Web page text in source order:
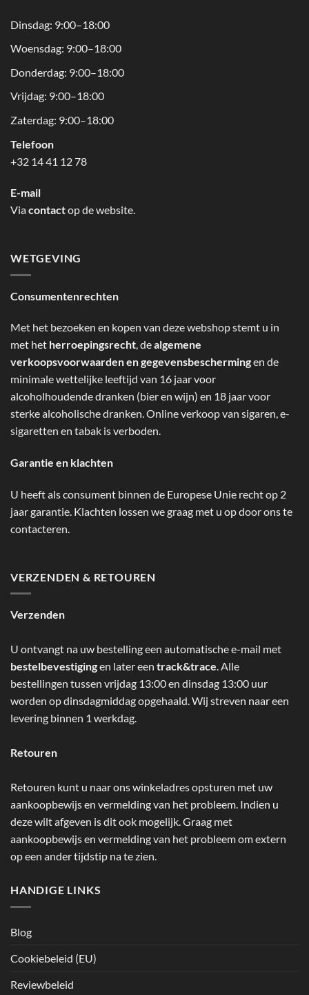
Dinsdag: 9:00–18:00
Woensdag: 9:00–18:00
Donderdag: 9:00–18:00
Vrijdag: 9:00–18:00
Zaterdag: 9:00–18:00
Telefoon
+32 14 41 12 78
E-mail
Viacontactop de website.
WETGEVING
Consumentenrechten
Met het bezoeken en kopen van deze webshop stemt u in
met het herroepingsrecht, dealgemene
verkoopsvoorwaarden en gegevensbeschermingen de
minimale wettelijke leeftijd van 16 jaar voor
alcoholhoudende dranken (bier en wijn) en 18 jaar voor
sterke alcoholische dranken. Online verkoop van sigaren, e-
sigaretten en tabak is verboden.
Garantie en klachten
U heeft als consument binnen de Europese Unie recht op 2
jaar garantie. Klachten lossen we graag met u op door ons te
contacteren.
VERZENDEN & RETOUREN
Verzenden
U ontvangt na uw bestelling een automatische e-mail met
bestelbevestigingen later een track&trace. Alle
bestellingen tussen vrijdag 13:00 en dinsdag 13:00 uur
worden op dinsdagmiddag opgehaald. Wij streven naar een
levering binnen 1 werkdag.
Retouren
Retouren kunt u naar ons winkeladres opsturen met uw
aankoopbewijs en vermelding van het probleem. Indien u
deze wilt afgeven is dit ook mogelijk. Graag met
aankoopbewijs en vermelding van het probleem om extern
op een ander tijdstip na te zien.
HANDIGE LINKS
Blog
Cookiebeleid (EU)
Reviewbeleid